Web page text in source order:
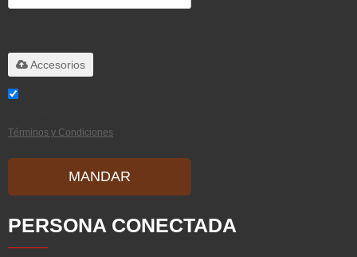
Accesorios
Términos y Condiciones
MANDAR
PERSONA CONECTADA